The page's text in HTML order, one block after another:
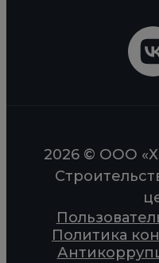
2026 © ООО
Политика